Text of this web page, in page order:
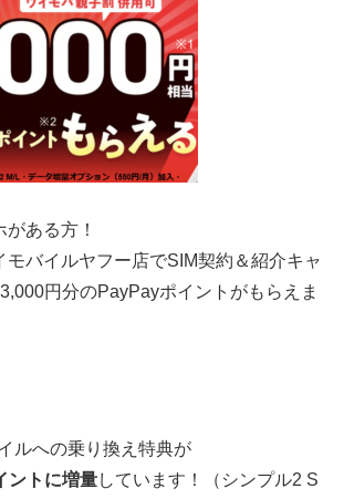
ある方！
モバイルヤフー店でSIM契約＆紹介キャ
円分のPayPayポイントがもらえま
ルへの乗り換え特典が
ントに増量しています！（シンプル2 S